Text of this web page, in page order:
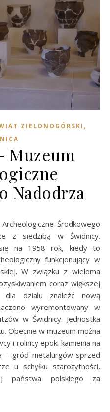
ZIELONOGÓRSKI ,
Muzeum
Nadodrza
z siedzibą w Świdnicy.
na 1958 rok, kiedy to
funkcjonujący w
W związku z wieloma
coraz większej
dla działu znaleźć nową
wyremontowany w
w Świdnicy. Jednostka
Obecnie w muzeum można
i rolnicy epoki kamienia na
– gród metalurgów sprzed
u schyłku starożytności,
państwa polskiego za